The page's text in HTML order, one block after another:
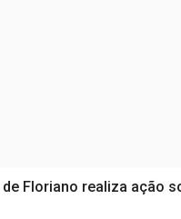
Floriano realiza ação